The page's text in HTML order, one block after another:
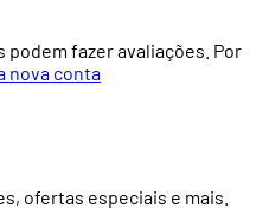
fazer avaliações. Por
nova conta
ofertas especiais e mais.